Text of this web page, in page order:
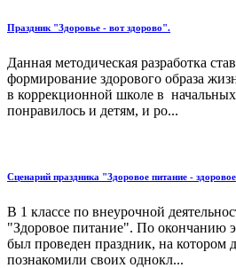
Праздник "Здоровье - вот здорово".
Данная методическая разработка
формирование здорового образа
в коррекционной школе в
понравилось и детям, и ро...
Сценарий праздника "Здоровое питание -
В 1 классе по внеурочной
"Здоровое питание". По окончанию
был проведен праздник, на котором
познакомили своих однокл...